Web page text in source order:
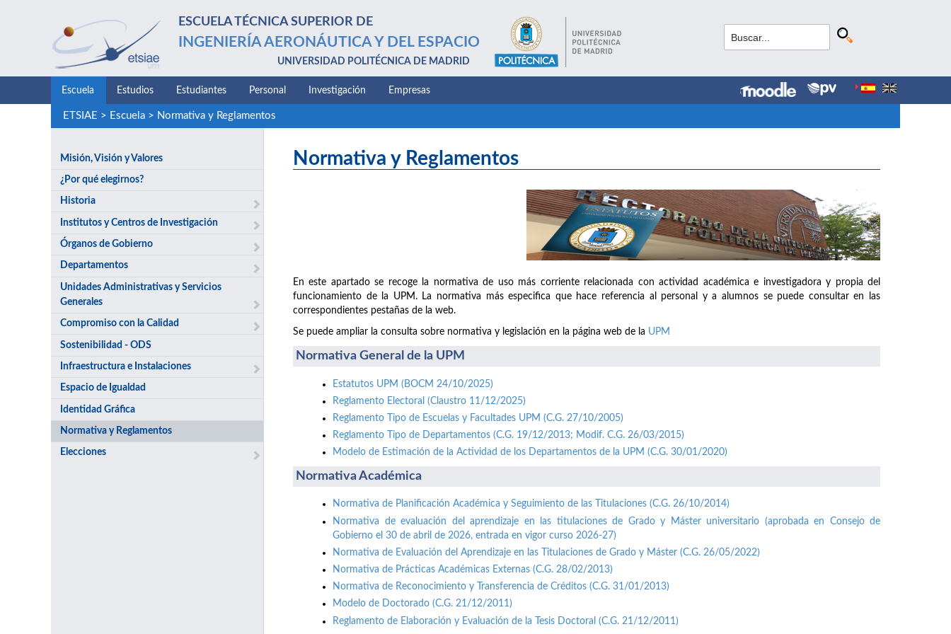
ESCUELA TÉCNICA SUPERIOR DE
INGENIERÍA AERONÁUTICA Y DEL ESPACIO
UNIVERSIDAD POLITÉCNICA DE MADRID
Escuela Estudios Estudiantes Personal Investigación Empresas
ETSIAE > Escuela> Normativa y Reglamentos
Misión, Visión y Valores
¿Por qué elegirnos?
Historia
Institutos y Centros de Investigación
Órganos de Gobierno
Departamentos
Unidades Administrativas y Servicios
Generales
Compromiso con la Calidad
Sostenibilidad - ODS
Infraestructura e Instalaciones
Espacio de Igualdad
Identidad Gráfica
Normativa y Reglamentos
Elecciones
Normativa y Reglamentos
En este apartado se recoge la normativa de uso más corriente relacionada con actividad académica e investigadora y propia del
funcionamiento de la UPM. La normativa más especifica que hace referencia al personal y a alumnos se puede consultar en las
correspondientes pestañas de la web.
Se puede ampliar la consulta sobre normativa y legislación en la página web de la UPM
Normativa General de la UPM
Estatutos UPM (BOCM 24/10/2025)
Reglamento Electoral (Claustro 11/12/2025)
Reglamento Tipo de Escuelas y Facultades UPM (C.G. 27/10/2005)
Reglamento Tipo de Departamentos (C.G. 19/12/2013; Modif. C.G. 26/03/2015)
Modelo de Estimación de la Actividad de los Departamentos de la UPM (C.G. 30/01/2020)
Normativa Académica
Normativa de Planificación Académica y Seguimiento de las Titulaciones (C.G. 26/10/2014)
Normativa de evaluación del aprendizaje en las titulaciones de Grado y Máster universitario (aprobada en Consejo de
Gobierno el 30 de abril de 2026, entrada en vigor curso 2026-27)
Normativa de Evaluación del Aprendizaje en las Titulaciones de Grado y Máster (C.G. 26/05/2022)
Normativa de Prácticas Académicas Externas (C.G. 28/02/2013)
Normativa de Reconocimiento y Transferencia de Créditos (C.G. 31/01/2013)
Modelo de Doctorado (C.G. 21/12/2011)
Reglamento de Elaboración y Evaluación de la Tesis Doctoral (C.G. 21/12/2011)